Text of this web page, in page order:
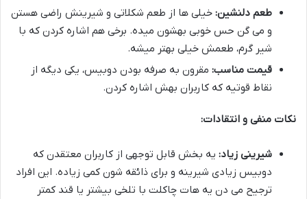
طعم دلنشین: خیلی ها از طعم شکلاتی و شیرینش راضی هستن
و می گن حس خوبی بهشون میده. برخی هم اشاره کردن که با
شیر گرم، طعمش خیلی بهتر میشه.
قیمت مناسب: مقرون به صرفه بودن دوبیس، یکی دیگه از
نقاط قوتیه که کاربران بهش اشاره کردن.
نکات منفی و انتقادات:
شیرینی زیاد: یه بخش قابل توجهی از کاربران معتقدن که
دوبیس زیادی شیرینه و برای ذائقه شون کمی زیاده. این افراد
ترجیح می دن یه هات چاکلت با تلخی بیشتر یا قند کمتر